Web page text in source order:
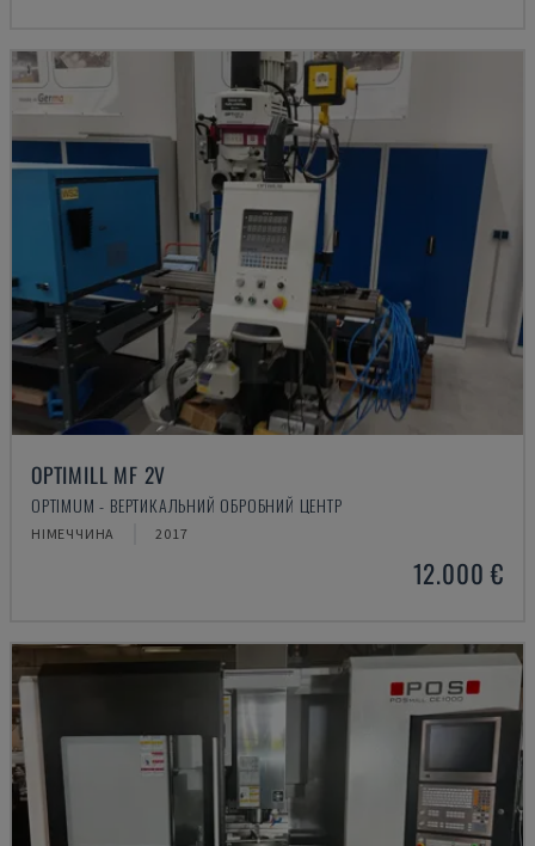
OPTIMILL MF 2V
OPTIMUM - ВЕРТИКАЛЬНИЙ ОБРОБНИЙ ЦЕНТР
НІМЕЧЧИНА 2017
12.000 €